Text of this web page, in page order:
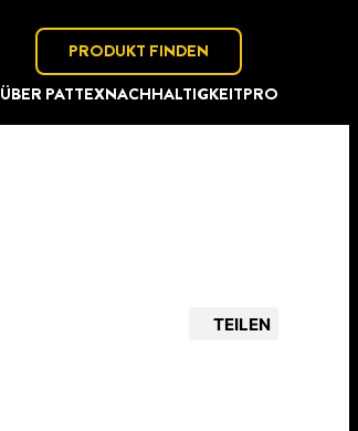
ÜBER PATTEXNACHHALTIGKEITPRO
PRODUKT FINDEN
TEILEN